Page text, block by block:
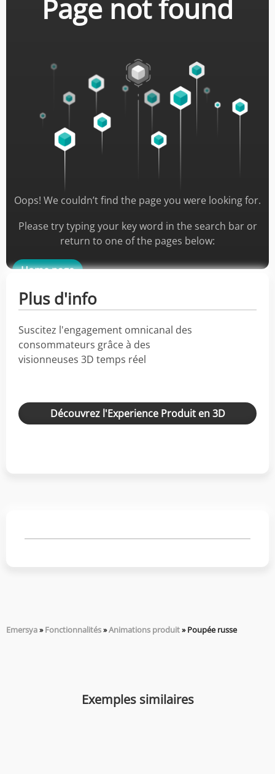
Plus d'info
Suscitez l'engagement omnicanal des
consommateurs grâce à des
visionneuses 3D temps réel
Découvrez l'Experience Produit en 3D
Emersya»Fonctionnalités»Animations produit»Poupée russe
Exemples similaires